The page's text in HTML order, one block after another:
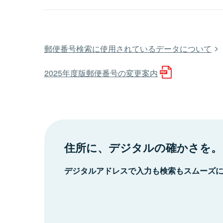
郵便番号検索に使用されているデータについて
2025年度版郵便番号の変更案内
住所に、デジタルの確かさを。
デジタルアドレスで入力も検索もスムーズ